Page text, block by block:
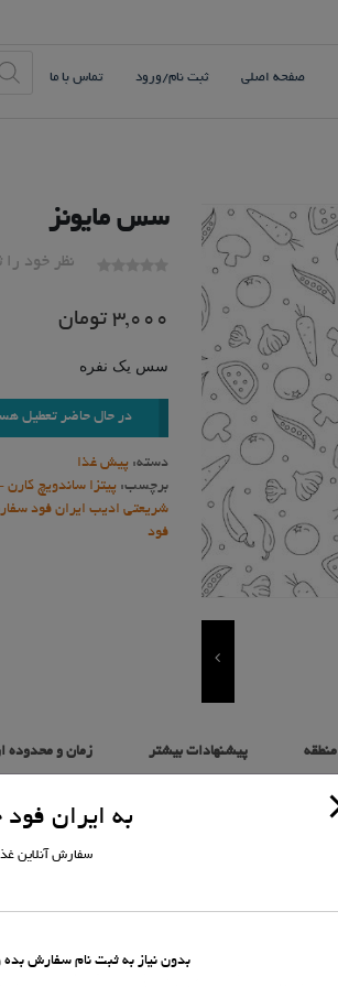
صفحه اصلی ثبت نام/ورود تماس با ما
سس مایونز
نظر خود را
3,000 تومان
سس یک نفره
در حال حاضر تعطیل
دسته: پیش غذا
برچسب: پیتزا ساندویچ
شریعتی ادیب ایران فود
فود
منطقه پیشنهادات بیشتر زمان و محدوده
به ایران
سفارش آنلاین
بدون نیاز به ثبت نام سفارش